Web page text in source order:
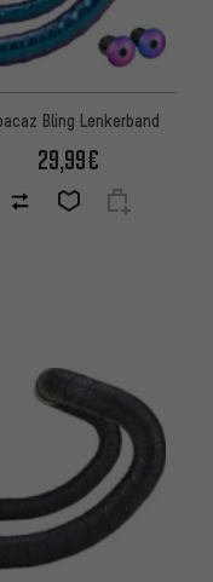
1 Bewertungen
Bling Lenkerband
29,99€